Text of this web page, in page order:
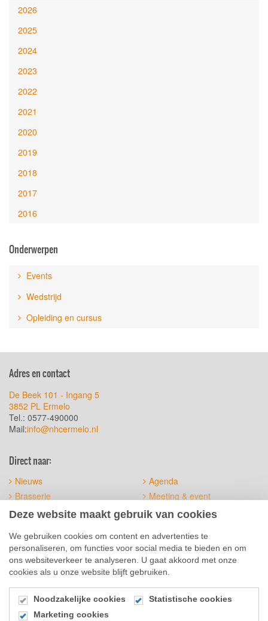
2026
2025
2024
2023
2022
2021
2020
2019
2018
2017
2016
Onderwerpen
Events
Wedstrijd
Opleiding en cursus
Adres en contact
De Beek 101 - Ingang 5
3852 PL Ermelo
Tel.: 0577-490000
Mail:info@nhcermelo.nl
Direct naar:
Nieuws
Agenda
Brasserie
Meeting & event
Het terrein
Official suppliers
Social Media
Deze website maakt gebruik van cookies
We gebruiken cookies om content en advertenties te
personaliseren, om functies voor social media te bieden en om
ons websiteverkeer te analyseren. U gaat akkoord met onze
cookies als u onze website blijft gebruiken.
Noodzakelijke cookies
Statistische cookies
Marketing cookies